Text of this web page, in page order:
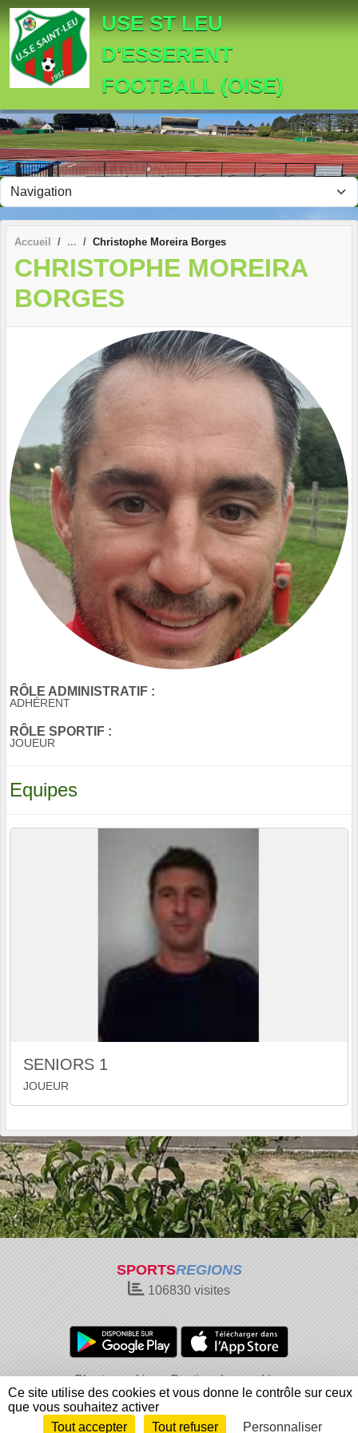
USE ST LEU
D'ESSERENT
FOOTBALL (OISE)
Accueil Christophe Moreira Borges
CHRISTOPHE MOREIRA
BORGES
RÔLE ADMINISTRATIF :
ADHÉRENT
RÔLE SPORTIF :
JOUEUR
Equipes
SENIORS 1
JOUEUR
SPORTSREGIONS
106830 visites
Charte cookies
Gestion des cookies
Informations légales
Signaler un contenu inapproprié
Envie de participer ? Connexion
Panneau de gestion des cookies
Ce site utilise des cookies et vous donne le contrôle sur ceux
que vous souhaitez activer
Tout accepter
Tout refuser Personnaliser